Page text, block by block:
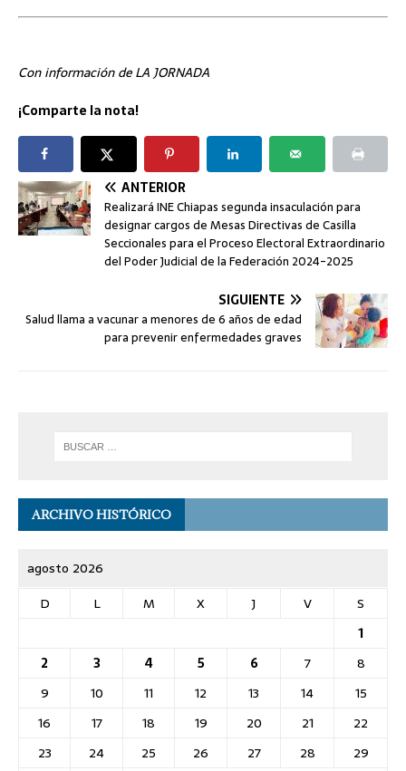
Con información de LA JORNADA
¡Comparte la nota!
ANTERIOR
Realizará INE Chiapas segunda insaculación para
designar cargos de Mesas Directivas de Casilla
Seccionales para el Proceso Electoral Extraordinario
del Poder Judicial de la Federación 2024-2025
SIGUIENTE
Salud llama a vacunar a menores de 6 años de edad
para prevenir enfermedades graves
ARCHIVO HISTÓRICO
agosto 2026
D
L M X J V
S
1
2
3 4 5 6 7
8
9
10 11 12 13 14
15
16
17 18 19 20 21
22
23
24 25 26 27 28
29